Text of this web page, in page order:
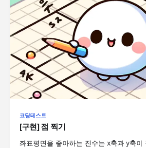
코딩테스트
[구현] 점 찍기
좌표평면을 좋아하는 진수는 x축과 y축이